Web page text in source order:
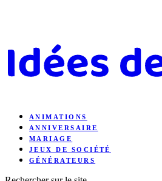
ANIMATIONS
ANNIVERSAIRE
MARIAGE
JEUX DE SOCIÉTÉ
GÉNÉRATEURS